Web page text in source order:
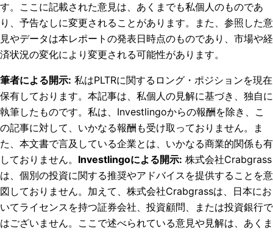
す。ここに記載された意見は、あくまでも私個人のものであ
り、予告なしに変更されることがあります。また、参照した意
見やデータは本レポートの発表日時点のものであり、市場や経
済状況の変化により変更される可能性があります。
筆者による開示: 私はPLTRに関するロング・ポジションを現在
保有しております。 本記事は、私個人の見解に基づき、独自に
執筆したものです。私は、Investlingoからの報酬を除き、こ
の記事に対して、いかなる報酬も受け取っておりません。ま
た、本文書で言及している企業とは、いかなる商業的関係も有
しておりません。 Investlingoによる開示: 株式会社Crabgrass
は、個別の投資に関する推奨やアドバイスを提供することを意
図しておりません。加えて、株式会社Crabgrassは、日本にお
いてライセンスを持つ証券会社、投資顧問、または投資銀行で
はございません。ここで述べられている意見や見解は、あくま